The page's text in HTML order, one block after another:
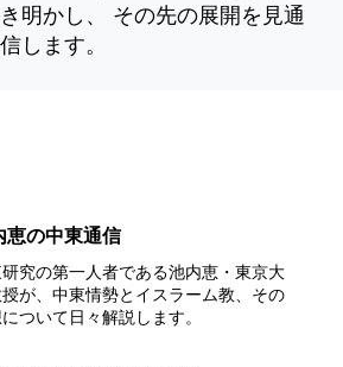
明かし、 その先の展開を見通
します。
恵の中東通信
究の第⼀⼈者である池内恵・東京⼤
が、中東情勢とイスラーム教、その
ついて⽇々解説します。